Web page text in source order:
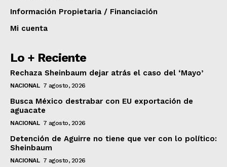
Información Propietaria / Financiación
Mi cuenta
Lo + Reciente
Rechaza Sheinbaum dejar atrás el caso del ‘Mayo’
NACIONAL 7 agosto, 2026
Busca México destrabar con EU exportación de
aguacate
NACIONAL 7 agosto, 2026
Detención de Aguirre no tiene que ver con lo político:
Sheinbaum
NACIONAL 7 agosto, 2026